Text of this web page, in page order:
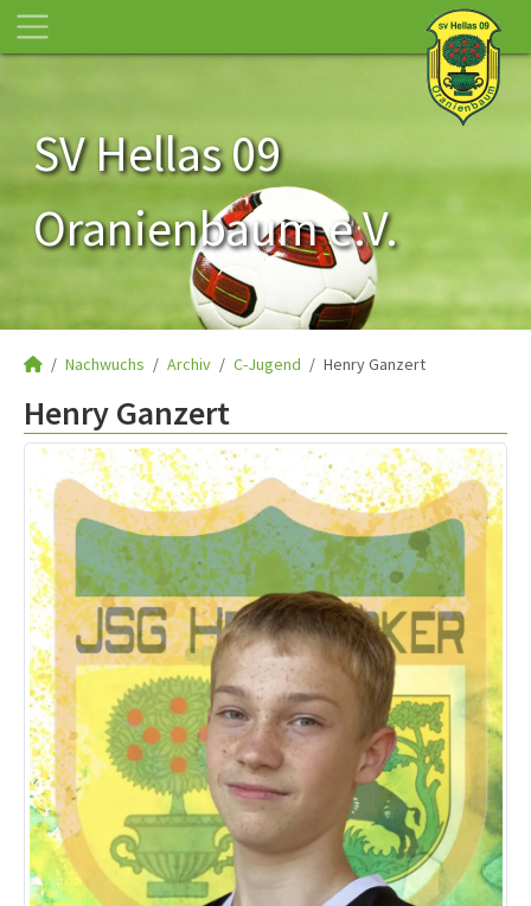
SV Hellas 09
Oranienbaum e.V.
Nachwuchs Archiv C-Jugend Henry Ganzert
Henry Ganzert